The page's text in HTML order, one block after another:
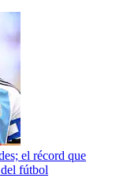
el récord que
fútbol